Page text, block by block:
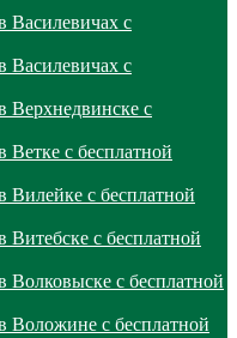
Василевичах с
Василевичах с
Верхнедвинске с
с бесплатной
Вилейке с бесплатной
с бесплатной
с бесплатной
Воложине с бесплатной